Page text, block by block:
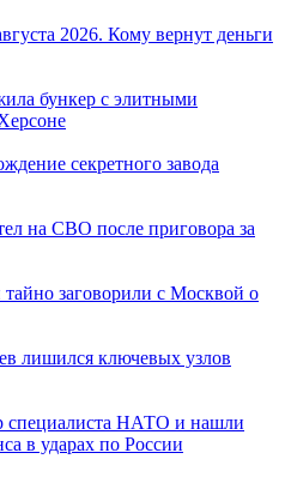
2026. Кому вернут деньги
бункер с элитными
секретного завода
на СВО после приговора за
заговорили с Москвой о
лишился ключевых узлов
специалиста НАТО и нашли
в ударах по России